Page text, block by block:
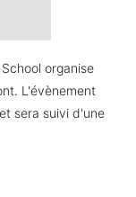
organise
L'évènement
sera suivi d'une